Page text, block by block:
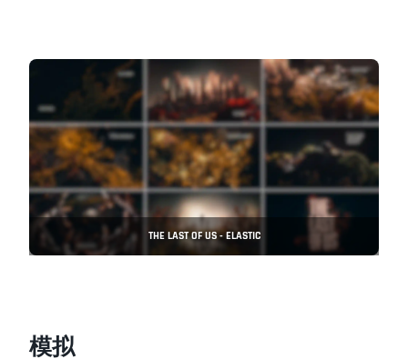
THE LAST OF US - ELASTIC
模拟